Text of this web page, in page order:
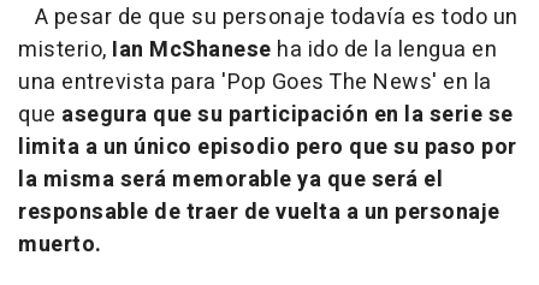
A pesar de que su personaje todavía es todo un
misterio, Ian McShanese ha ido de la lengua en
una entrevista para 'Pop Goes The News' en la
que asegura que su participación en la serie se
limita a un único episodio pero que su paso por
la misma será memorable ya que será el
responsable de traer de vuelta a un personaje
muerto.